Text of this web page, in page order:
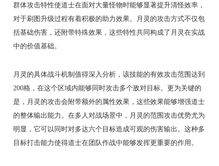
群体攻击特性使道士在面对大量怪物时能够显著提升清怪效率，
对于刷图升级过程有着积极的助力效果。月灵的攻击方式不仅包
括基础伤害，还附带特殊效果，这些特性共同构成了月灵在实战
中的价值基础。
月灵的具体战斗机制值得深入分析，该技能的有效攻击范围达到
200格，在这个区域内能够同时攻击多个敌对目标。更为关键的
是，月灵的攻击会附带额外的属性效果，这些效果能够增强道士
的整体输出能力。在多人对战场景中，月灵的范围攻击优势尤为
明显，它可以同时对多达六个目标造成可观的伤害输出。这种多
目标打击能力使得道士在团队作战中能够发挥更重要的作用。